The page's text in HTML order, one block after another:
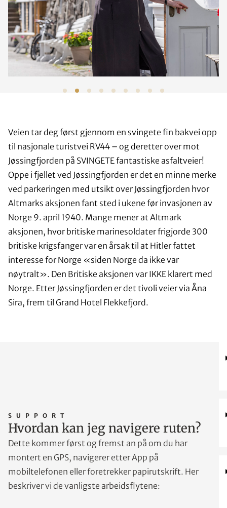
Veien tar deg først gjennom en svingete fin bakvei opp
til nasjonale turistvei RV44 – og deretter over mot
Jøssingfjorden på SVINGETE fantastiske asfaltveier!
Oppe i fjellet ved Jøssingfjorden er det en minne merke
ved parkeringen med utsikt over Jøssingfjorden hvor
Altmarks aksjonen fant sted i ukene før invasjonen av
Norge 9. april 1940. Mange mener at Altmark
aksjonen, hvor britiske marinesoldater frigjorde 300
britiske krigsfanger var en årsak til at Hitler fattet
interesse for Norge «siden Norge da ikke var
nøytralt». Den Britiske aksjonen var IKKE klarert med
Norge. Etter Jøssingfjorden er det tivoli veier via Åna
Sira, frem til Grand Hotel Flekkefjord.
SUPPORT
Hvordan kan jeg navigere ruten?
Dette kommer først og fremst an på om du har
montert en GPS, navigerer etter App på
mobiltelefonen eller foretrekker papirutskrift. Her
beskriver vi de vanligste arbeidsflytene: